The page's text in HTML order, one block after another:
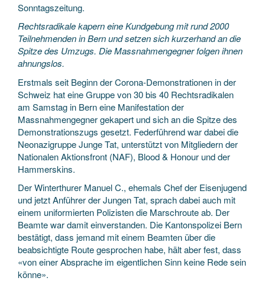
Sonntagszeitung.
Rechtsradikale kapern eine Kundgebung mit rund 2000
Teilnehmenden in Bern und setzen sich kurzerhand an die
Spitze des Umzugs. Die Massnahmengegner folgen ihnen
ahnungslos.
Erstmals seit Beginn der Corona-Demonstrationen in der
Schweiz hat eine Gruppe von 30 bis 40 Rechtsradikalen
am Samstag in Bern eine Manifestation der
Massnahmengegner gekapert und sich an die Spitze des
Demonstrationszugs gesetzt. Federführend war dabei die
Neonazigruppe Junge Tat, unterstützt von Mitgliedern der
Nationalen Aktionsfront (NAF), Blood & Honour und der
Hammerskins.
Der Winterthurer Manuel C., ehemals Chef der Eisenjugend
und jetzt Anführer der Jungen Tat, sprach dabei auch mit
einem uniformierten Polizisten die Marschroute ab. Der
Beamte war damit einverstanden. Die Kantonspolizei Bern
bestätigt, dass jemand mit einem Beamten über die
beabsichtigte Route gesprochen habe, hält aber fest, dass
«von einer Absprache im eigentlichen Sinn keine Rede sein
könne».